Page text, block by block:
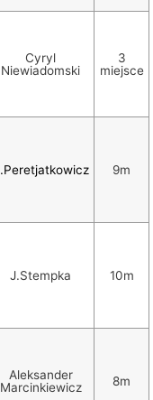
Cyryl
Niewiadomski
3
miejsce
9m
J.Stempka 10m
Aleksander
Marcinkiewicz
8m